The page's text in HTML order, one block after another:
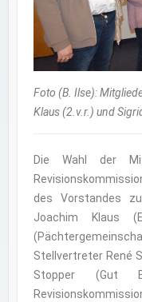
Foto (B. Ilse):
Klaus (2.v.r.) und
Die Wahl der
des Vorstandes
Joachim Klaus
Stellvertreter René
Stopper (Gut